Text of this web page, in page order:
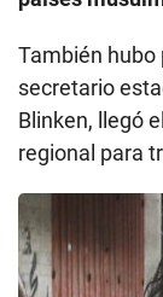
También hubo
secretario
Blinken, llegó
regional para